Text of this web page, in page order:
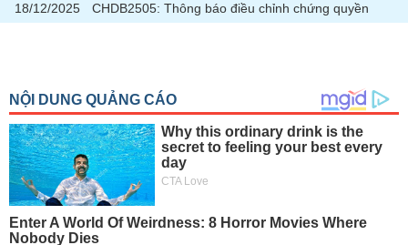
18/12/2025
CHDB2505: Thông báo điều chỉnh chứng quyền